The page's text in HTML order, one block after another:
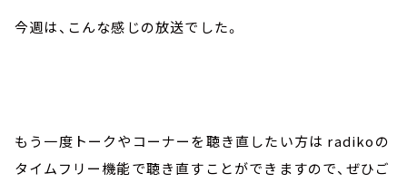
今週は、こんな感じの放送でした。
もう一度トークやコーナーを聴き直したい方は radikoの
タイムフリー機能で聴き直すことができますので、ぜひご